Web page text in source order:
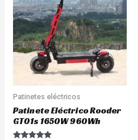
Patinetes eléctricos
Patinete Eléctrico Rooder
GT01s 1650W 960Wh